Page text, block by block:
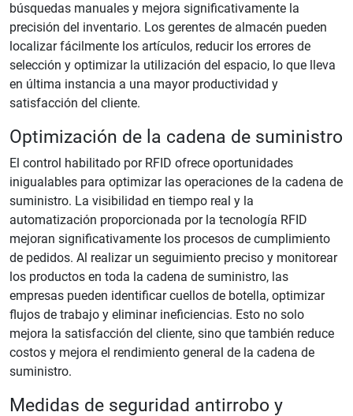
búsquedas manuales y mejora significativamente la
precisión del inventario. Los gerentes de almacén pueden
localizar fácilmente los artículos, reducir los errores de
selección y optimizar la utilización del espacio, lo que lleva
en última instancia a una mayor productividad y
satisfacción del cliente.
Optimización de la cadena de suministro
El control habilitado por RFID ofrece oportunidades
inigualables para optimizar las operaciones de la cadena de
suministro. La visibilidad en tiempo real y la
automatización proporcionada por la tecnología RFID
mejoran significativamente los procesos de cumplimiento
de pedidos. Al realizar un seguimiento preciso y monitorear
los productos en toda la cadena de suministro, las
empresas pueden identificar cuellos de botella, optimizar
flujos de trabajo y eliminar ineficiencias. Esto no solo
mejora la satisfacción del cliente, sino que también reduce
costos y mejora el rendimiento general de la cadena de
suministro.
Medidas de seguridad antirrobo y